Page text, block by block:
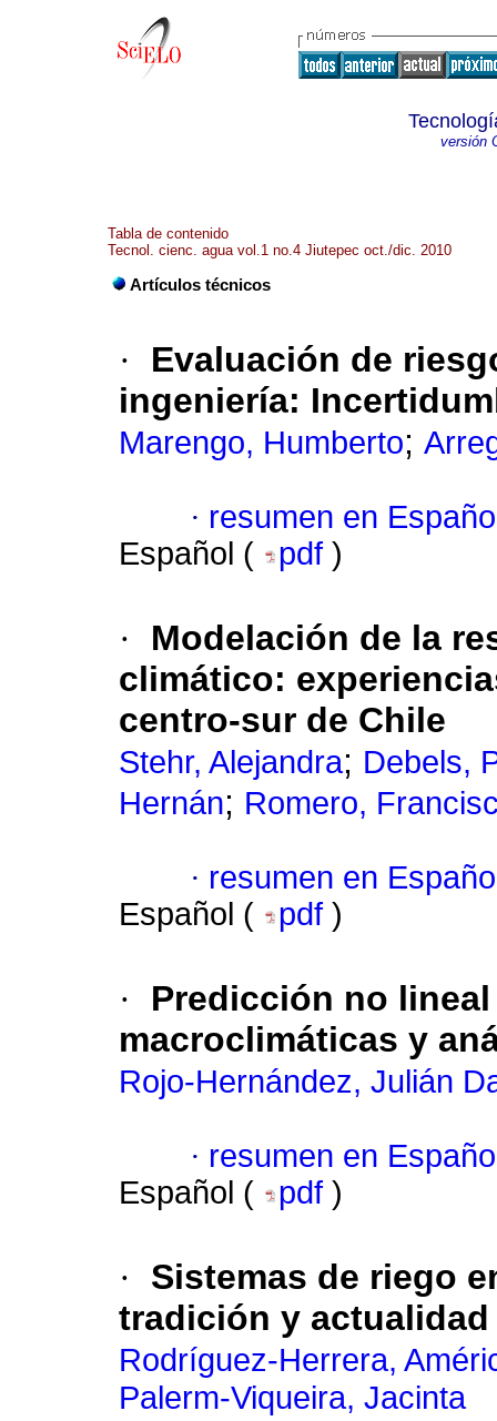
versión
Tabla de contenido
Tecnol. cienc. agua vol.1 no.4 Jiutepec oct./dic. 2010
Artículos técnicos
·
Evaluación de
ingeniería:
Marengo, Humberto;
· resumen en
Español (
pdf )
·
Modelación de la
climático:
centro-sur de Chile
Stehr, Alejandra; Debels,
Hernán; Romero,
· resumen en
Español (
pdf )
·
Predicción no
macroclimáticas y
Rojo-Hernández, Julián
· resumen en
Español (
pdf )
·
Sistemas de riego
tradición y actualidad
Rodríguez-Herrera,
Palerm-Viqueira, Jacinta